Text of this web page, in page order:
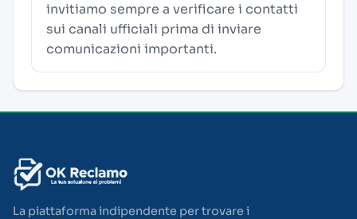
invitiamo sempre a verificare i contatti
sui canali ufficiali prima di inviare
comunicazioni importanti.
La piattaforma indipendente per trovare i